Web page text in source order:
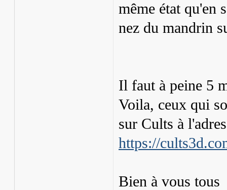
même état qu'en
nez du mandrin
Il faut à peine 5
Voila, ceux qui
sur Cults à
https://
Bien à vous tous